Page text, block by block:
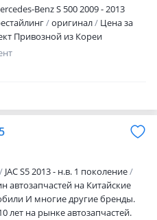
Benz S 500 2009 - 2013
оригинал
Цена за
Привозной из Кореи
JAC S5 2013 - н.в. 1 поколение
автозапчастей на Китайские
И многие другие бренды.
лет на рынке автозапчастей.